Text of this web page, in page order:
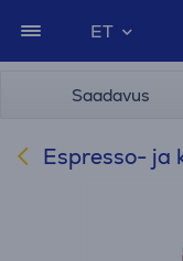
ET
Saadavus
Espresso- ja